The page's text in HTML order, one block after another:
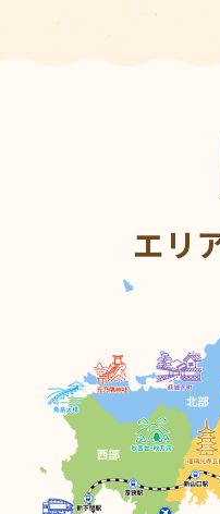
エリ